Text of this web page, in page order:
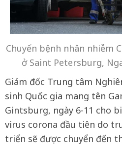
Chuyển bệnh nhân nhiễm
ở Saint Petersburg,
Giám đốc Trung tâm
sinh Quốc gia mang tên
Gintsburg, ngày 6-11 cho
virus corona đầu tiên do
triển sẽ được chuyển đến